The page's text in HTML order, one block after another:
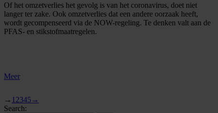
Of het omzetverlies het gevolg is van het coronavirus, doet niet
langer ter zake. Ook omzetverlies dat een andere oorzaak heeft,
wordt gecompenseerd via de NOW-regeling. Te denken valt aan de
PFAS- en stikstofmaatregelen.
Meer
→ 1 2345 →
Search: